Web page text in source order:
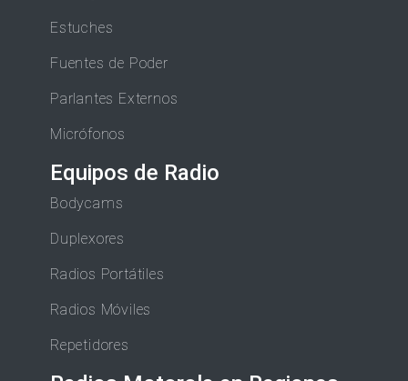
Estuches
Fuentes de Poder
Parlantes Externos
Micrófonos
Equipos de Radio
Bodycams
Duplexores
Radios Portátiles
Radios Móviles
Repetidores